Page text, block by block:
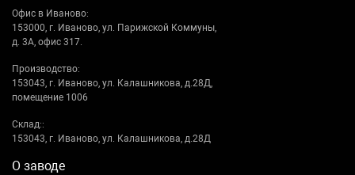
Офис в Иваново:
153000, г. Иваново, ул. Парижской Коммуны,
д. 3А, офис 317.
Производство:
153043, г. Иваново, ул. Калашникова, д.28Д,
помещение 1006
Склад::
153043, г. Иваново, ул. Калашникова, д.28Д
О заводе